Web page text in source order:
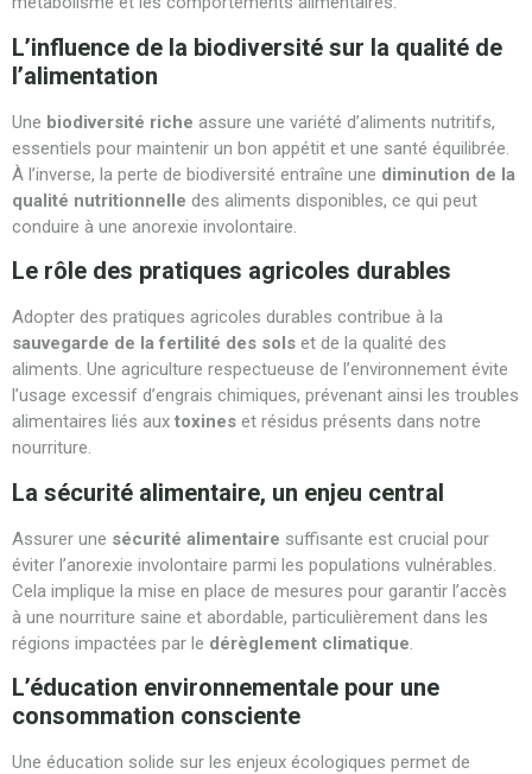
L’influence de la biodiversité sur la qualité de
l’alimentation
Une biodiversité riche assure une variété d’aliments nutritifs,
essentiels pour maintenir un bon appétit et une santé équilibrée.
À l’inverse, la perte de biodiversité entraîne une diminution de la
qualité nutritionnelle des aliments disponibles, ce qui peut
conduire à une anorexie involontaire.
Le rôle des pratiques agricoles durables
Adopter des pratiques agricoles durables contribue à la
sauvegarde de la fertilité des sols et de la qualité des
aliments. Une agriculture respectueuse de l’environnement évite
l’usage excessif d’engrais chimiques, prévenant ainsi les troubles
alimentaires liés aux toxines et résidus présents dans notre
nourriture.
La sécurité alimentaire, un enjeu central
Assurer une sécurité alimentaire suffisante est crucial pour
éviter l’anorexie involontaire parmi les populations vulnérables.
Cela implique la mise en place de mesures pour garantir l’accès
à une nourriture saine et abordable, particulièrement dans les
régions impactées par le dérèglement climatique
L’éducation environnementale pour une
consommation consciente
Une éducation solide sur les enjeux écologiques permet de